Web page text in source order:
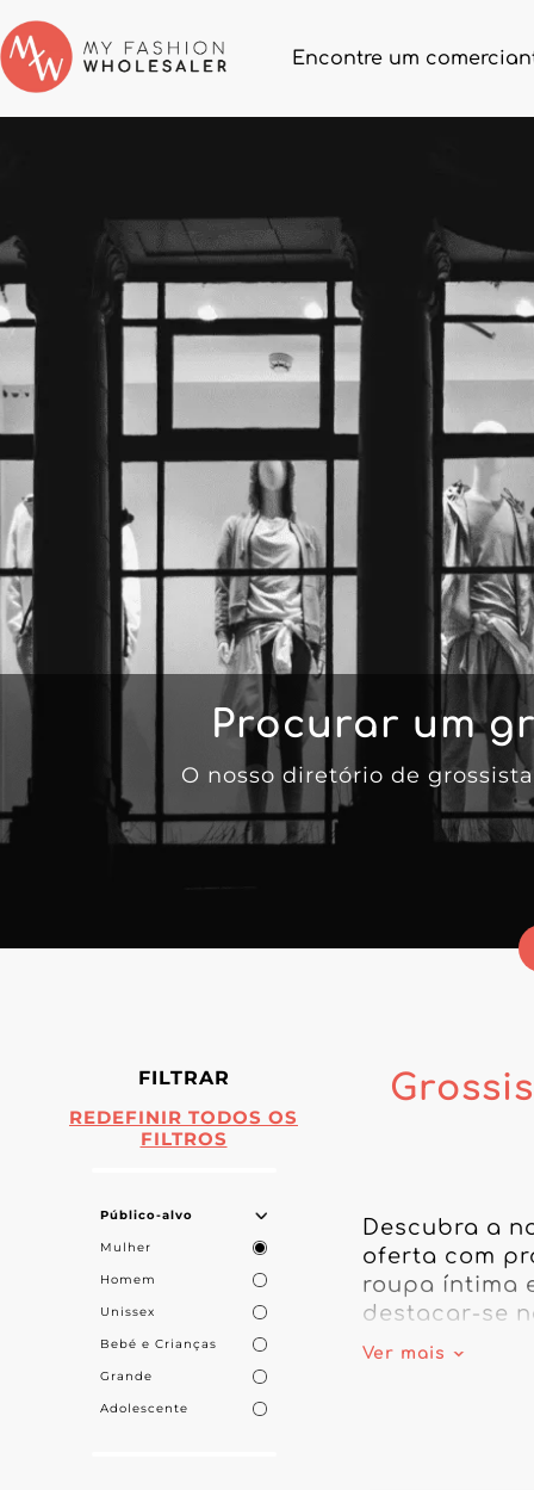
Encontre um
Procurar um
O nosso diretório de
FILTRAR
REDEFINIR TODOS OS
FILTROS
Público-alvo
Mulher
Homem
Unissex
Bebé e Crianças
Grande
Adolescente
Descubra a
oferta com
roupa íntima
destacar-se
designs
Ver mais